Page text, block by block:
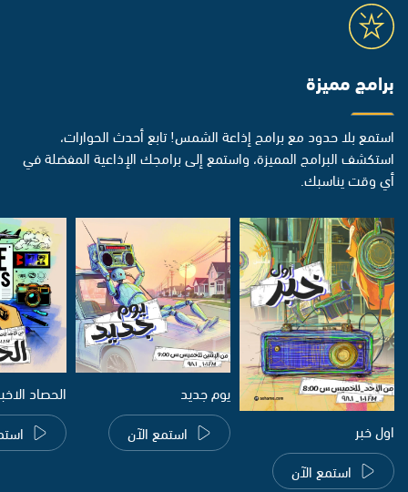
برامج مميزة
استمع بلا حدود مع برامج إذاعة الشمس! تابع أحدث الحوارات،
استكشف البرامج المميزة، واستمع إلى برامجك الإذاعية المفضلة في
أي وقت يناسبك.
اول خبر
استمع الآن
يوم جديد
استمع الآن
الحصاد